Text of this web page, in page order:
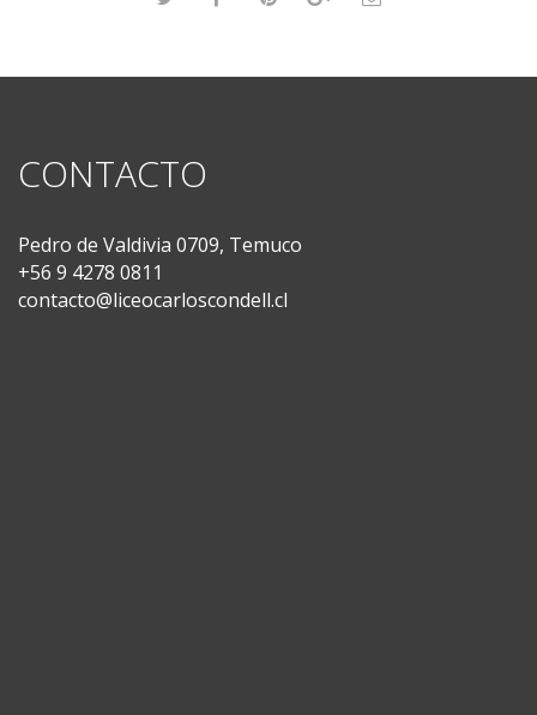
CONTACTO
Pedro de Valdivia 0709, Temuco
+56 9 4278 0811
contacto@liceocarloscondell.cl